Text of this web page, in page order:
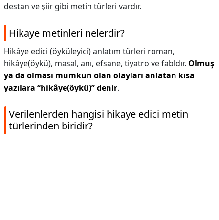
destan ve şiir gibi metin türleri vardır.
Hikaye metinleri nelerdir?
Hikâye edici (öyküleyici) anlatım türleri roman,
hikâye(öykü), masal, anı, efsane, tiyatro ve fabldır. Olmuş
ya da olması mümkün olan olayları anlatan kısa
yazılara “hikâye(öykü)” denir.
Verilenlerden hangisi hikaye edici metin
türlerinden biridir?